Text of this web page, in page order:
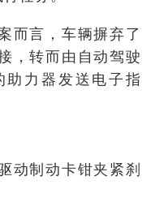
而言，车辆摒弃了
，转而由自动驾驶
力器发送电子指
动制动卡钳夹紧刹